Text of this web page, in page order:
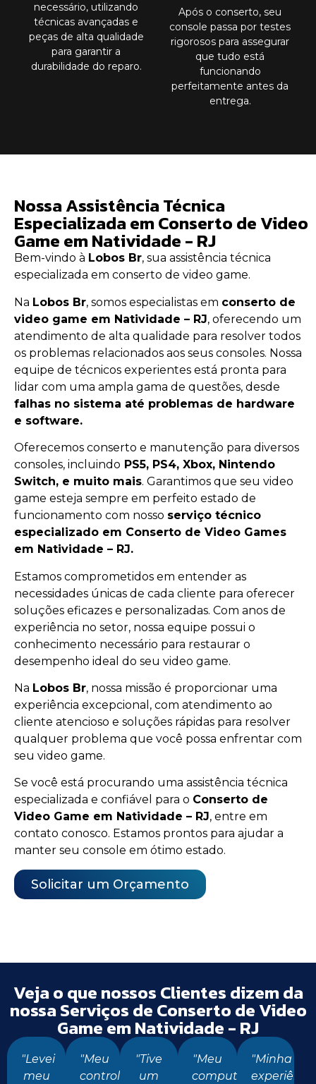
necessário, utilizando
técnicas avançadas e
peças de alta qualidade
para garantir a
durabilidade do reparo.
Após o conserto, seu
console passa por testes
rigorosos para assegurar
que tudo está
funcionando
perfeitamente antes da
entrega.
Nossa Assistência Técnica
Especializada em Conserto de Video
Game em Natividade - RJ
Bem-vindo à Lobos Br, sua assistência técnica
especializada em conserto de video game.
Na Lobos Br, somos especialistas em conserto de
video game em Natividade – RJ, oferecendo um
atendimento de alta qualidade para resolver todos
os problemas relacionados aos seus consoles. Nossa
equipe de técnicos experientes está pronta para
lidar com uma ampla gama de questões, desde
falhas no sistema até problemas de hardware
e software.
Oferecemos conserto e manutenção para diversos
consoles, incluindo PS5, PS4, Xbox, Nintendo
Switch, e muito mais. Garantimos que seu video
game esteja sempre em perfeito estado de
funcionamento com nosso serviço técnico
especializado em Conserto de Video Games
em Natividade – RJ.
Estamos comprometidos em entender as
necessidades únicas de cada cliente para oferecer
soluções eficazes e personalizadas. Com anos de
experiência no setor, nossa equipe possui o
conhecimento necessário para restaurar o
desempenho ideal do seu video game.
Na Lobos Br, nossa missão é proporcionar uma
experiência excepcional, com atendimento ao
cliente atencioso e soluções rápidas para resolver
qualquer problema que você possa enfrentar com
seu video game.
Se você está procurando uma assistência técnica
especializada e confiável para o Conserto de
Video Game em Natividade – RJ, entre em
contato conosco. Estamos prontos para ajudar a
manter seu console em ótimo estado.
Solicitar um Orçamento
Veja o que nossos Clientes dizem da
nossa Serviços de Conserto de Video
Game em Natividade - RJ
"Levei
meu
"Meu
controle
"Tive
um
"Meu
computador
"Minha